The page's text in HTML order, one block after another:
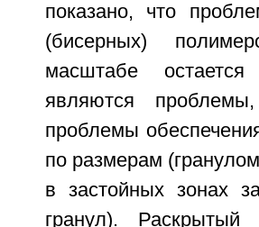
показано, что
(бисерных)
масштабе
являются
проблемы
по размерам
в застойных зонах
гранул).